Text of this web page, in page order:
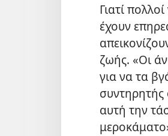
Γιατί
έχουν
ζωής. «Οι
για να τα
συντηρητής
αυτή την